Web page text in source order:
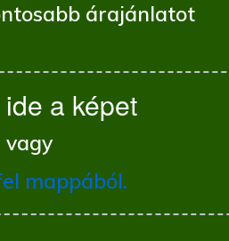
árajánlatot
a képet
vagy
mappából.